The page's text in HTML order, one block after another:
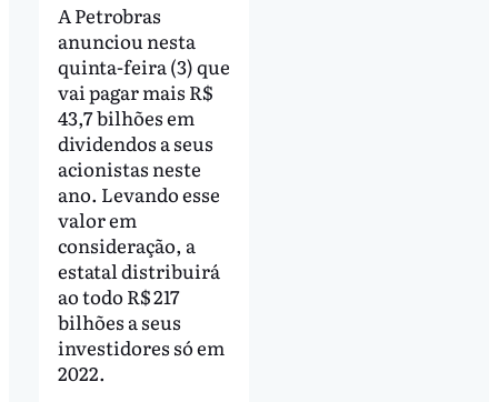
A Petrobras
anunciou nesta
quinta-feira (3) que
vai pagar mais R$
43,7 bilhões em
dividendos a seus
acionistas neste
ano. Levando esse
valor em
consideração, a
estatal distribuirá
ao todo R$ 217
bilhões a seus
investidores só em
2022.